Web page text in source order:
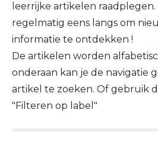
leerrijke artikelen
regelmatig eens langs om
informatie te ontdekken !
De artikelen worden
onderaan kan je de navigatie
artikel te zoeken. Of gebruik
"Filteren op label"